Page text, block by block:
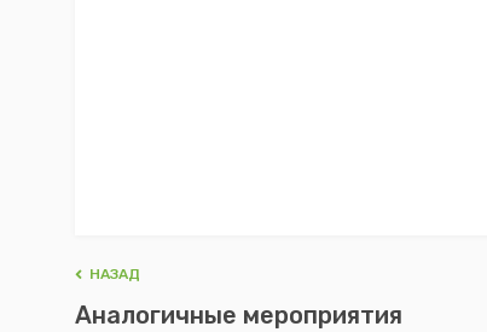
HАЗАД
Аналогичные мероприятия